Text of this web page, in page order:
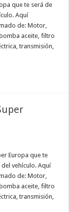
que te será de
Aquí
de: Motor,
aceite, filtro
transmisión,
Europa que te
vehículo. Aquí
de: Motor,
aceite, filtro
transmisión,